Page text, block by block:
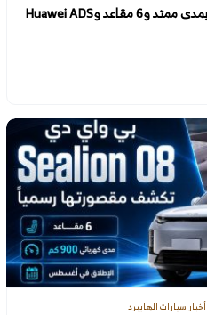
فريلاندر 8 تدخل الإنتاج رسميًا: SUV بمدى ممتد و6 مقاعد وHuawei ADS
أخبار سيارات الهايبرد